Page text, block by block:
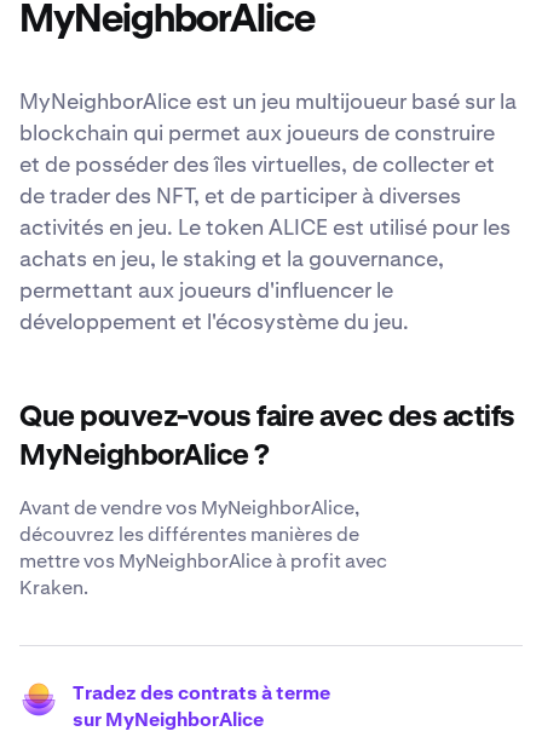
MyNeighborAlice
MyNeighborAlice est un jeu multijoueur basé sur la
blockchain qui permet aux joueurs de construire
et de posséder des îles virtuelles, de collecter et
de trader des NFT, et de participer à diverses
activités en jeu. Le token ALICE est utilisé pour les
achats en jeu, le staking et la gouvernance,
permettant aux joueurs d'influencer le
développement et l'écosystème du jeu.
Que pouvez-vous faire avec des actifs
MyNeighborAlice ?
Avant de vendre vos MyNeighborAlice,
découvrez les différentes manières de
mettre vos MyNeighborAlice à profit avec
Kraken.
Tradez des contrats à terme
sur MyNeighborAlice